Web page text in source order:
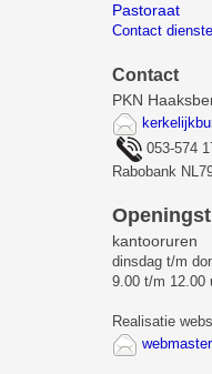
Pastoraat
Contact
PKN
Rabobank
kantooruren
dinsdag t/m
9.00 t/m 12.00
Realisatie